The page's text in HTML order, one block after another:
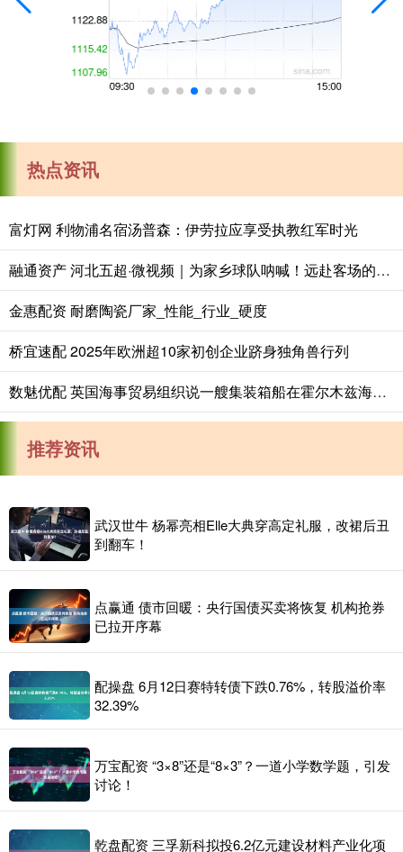
热点资讯
富灯网 利物浦名宿汤普森：伊劳拉应享受执教红军时光
融通资产 河北五超·微视频｜为家乡球队呐喊！远赴客场的唐山球迷齐唱《唐山，加油！》
金惠配资 耐磨陶瓷厂家_性能_行业_硬度
桥宜速配 2025年欧洲超10家初创企业跻身独角兽行列
数魅优配 英国海事贸易组织说一艘集装箱船在霍尔木兹海峡被击中
推荐资讯
武汉世牛 杨幂亮相Elle大典穿高定礼服，改裙后丑
到翻车！
点赢通 债市回暖：央行国债买卖将恢复 机构抢券
已拉开序幕
配操盘 6月12日赛特转债下跌0.76%，转股溢价率
32.39%
万宝配资 “3×8”还是“8×3”？一道小学数学题，引发
讨论！
乾盘配资 三孚新科拟投6.2亿元建设材料产业化项